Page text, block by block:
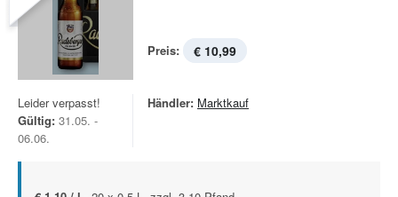
Preis: € 10,99
Leider verpasst!
Gültig: 31.05. -
06.06.
Händler: Marktkauf